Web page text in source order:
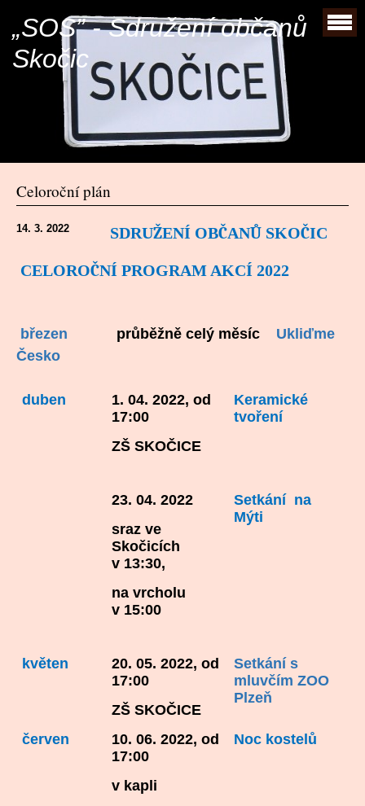
„SOS” - Sdružení občanů
Skočic
Celoroční plán
14. 3. 2022 SDRUŽENÍ OBČANŮ SKOČIC
CELOROČNÍ PROGRAM AKCÍ 2022
březen průběžně celý měsíc Ukliďme
Česko
duben
1. 04. 2022, od
17:00
ZŠ SKOČICE
Keramické
tvoření
23. 04. 2022
sraz ve
Skočicích
v 13:30,
na vrcholu
v 15:00
Setkání na
Mýti
květen
20. 05. 2022, od
17:00
ZŠ SKOČICE
Setkání s
mluvčím ZOO
Plzeň
červen
10. 06. 2022, od
17:00
v kapli
Noc kostelů